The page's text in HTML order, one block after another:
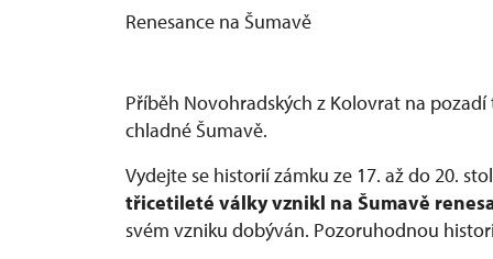
Renesance na Šumavě
Příběh Novohradských z Kolovrat na
chladné Šumavě.
Vydejte se historií zámku ze 17. až do 20.
třicetileté války vznikl na Šumavě
svém vzniku dobýván. Pozoruhodnou